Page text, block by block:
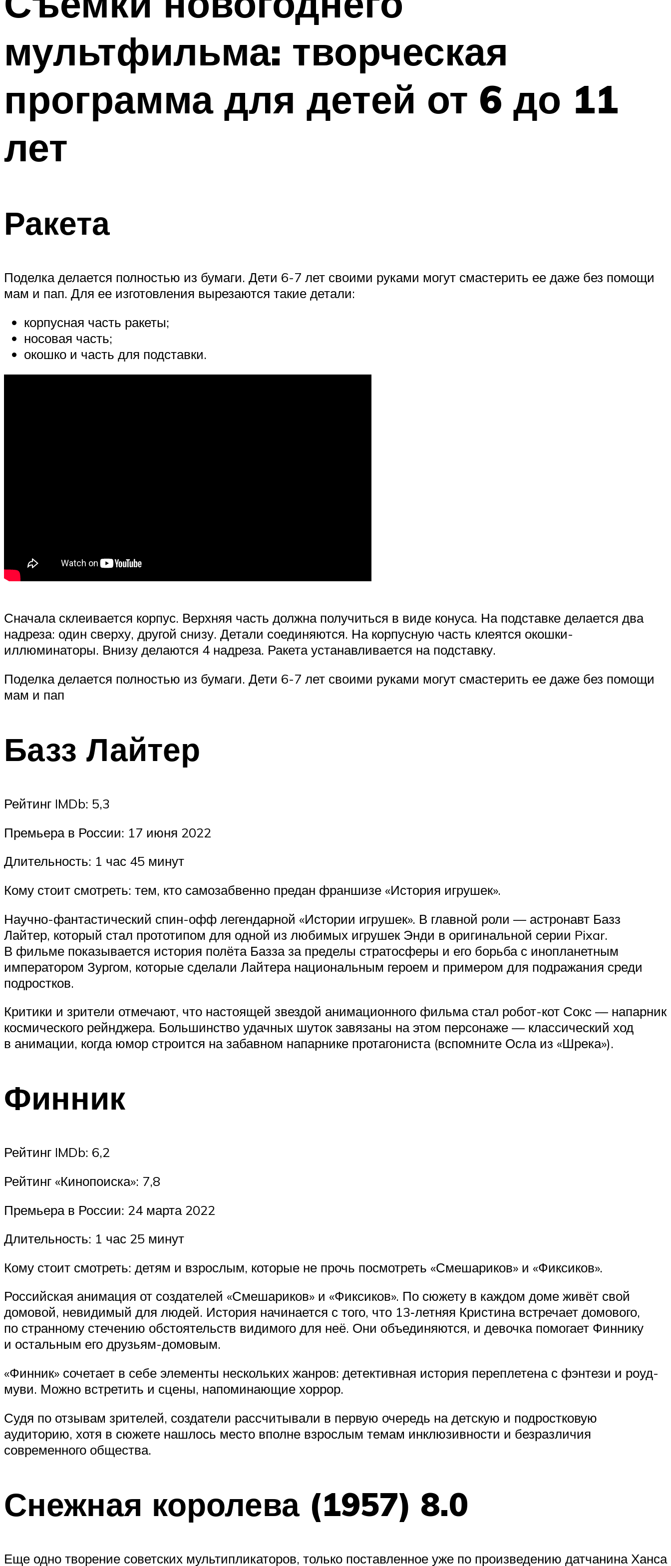
мультфильма: творческая
программа для детей от 6 до 11
лет
Ракета
Поделка делается полностью из бумаги. Дети 6-7 лет своими руками могут смастерить ее даже без помощи
мам и пап. Для ее изготовления вырезаются такие детали:
корпусная часть ракеты;
носовая часть;
окошко и часть для подставки.
Сначала склеивается корпус. Верхняя часть должна получиться в виде конуса. На подставке делается два
надреза: один сверху, другой снизу. Детали соединяются. На корпусную часть клеятся окошки-
иллюминаторы. Внизу делаются 4 надреза. Ракета устанавливается на подставку.
Поделка делается полностью из бумаги. Дети 6-7 лет своими руками могут смастерить ее даже без помощи
мам и пап
Базз Лайтер
Рейтинг IMDb: 5,3
Премьера в России: 17 июня 2022
Длительность: 1 час 45 минут
Кому стоит смотреть: тем, кто самозабвенно предан франшизе «История игрушек».
Научно-фантастический спин-офф легендарной «Истории игрушек». В главной роли — астронавт Базз
Лайтер, который стал прототипом для одной из любимых игрушек Энди в оригинальной серии Pixar.
В фильме показывается история полёта Базза за пределы стратосферы и его борьба с инопланетным
императором Зургом, которые сделали Лайтера национальным героем и примером для подражания среди
подростков.
Критики и зрители отмечают, что настоящей звездой анимационного фильма стал робот-кот Сокс — напарник
космического рейнджера. Большинство удачных шуток завязаны на этом персонаже — классический ход
в анимации, когда юмор строится на забавном напарнике протагониста (вспомните Осла из «Шрека»).
Финник
Рейтинг IMDb: 6,2
Рейтинг «Кинопоиска»: 7,8
Премьера в России: 24 марта 2022
Длительность: 1 час 25 минут
Кому стоит смотреть: детям и взрослым, которые не прочь посмотреть «Смешариков» и «Фиксиков».
Российская анимация от создателей «Смешариков» и «Фиксиков». По сюжету в каждом доме живёт свой
домовой, невидимый для людей. История начинается с того, что 13‑летняя Кристина встречает домового,
по странному стечению обстоятельств видимого для неё. Они объединяются, и девочка помогает Финнику
и остальным его друзьям-домовым.
«Финник» сочетает в себе элементы нескольких жанров: детективная история переплетена с фэнтези и роуд-
муви. Можно встретить и сцены, напоминающие хоррор.
Судя по отзывам зрителей, создатели рассчитывали в первую очередь на детскую и подростковую
аудиторию, хотя в сюжете нашлось место вполне взрослым темам инклюзивности и безразличия
современного общества.
Снежная королева (1957) 8.0
Еще одно творение советских мультипликаторов, только поставленное уже по произведению датчанина Ханса